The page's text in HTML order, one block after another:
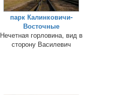
парк Калинковичи-
Восточные
Нечетная горловина, вид в
сторону Василевич